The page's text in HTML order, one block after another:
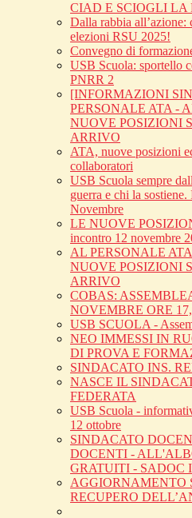
CIAD E SCIOGLI LA
Dalla rabbia
elezioni RSU 2025!
Convegno di
USB Scuola: sportello
PNRR 2
[INFORMAZIONI
PERSONALE ATA -
NUOVE POSIZIONI
ARRIVO
ATA, nuove posizioni
collaboratori
USB Scuola sempre
guerra e chi la
Novembre
LE NUOVE
incontro 12 novembre
AL PERSONALE
NUOVE POSIZIONI
ARRIVO
COBAS:
NOVEMBRE ORE
USB SCUOLA -
NEO IMMESSI IN
DI PROVA E
SINDACATO INS.
NASCE IL
FEDERATA
USB Scuola -
12 ottobre
SINDACATO
DOCENTI -
GRATUITI - SADOC
AGGIORNAMENTO
RECUPERO